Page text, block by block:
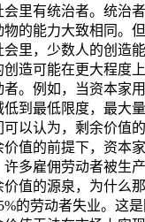
会里有统治者。统治
物的能力大致相同。
会里，少数人的创造
创造可能在更大程度
者。例如，当资本家
低到最低限度，最大
可以认为，剩余价值
价值的前提下，资本
许多雇佣劳动者被生
价值的源泉，为什么
的劳动者失业。这